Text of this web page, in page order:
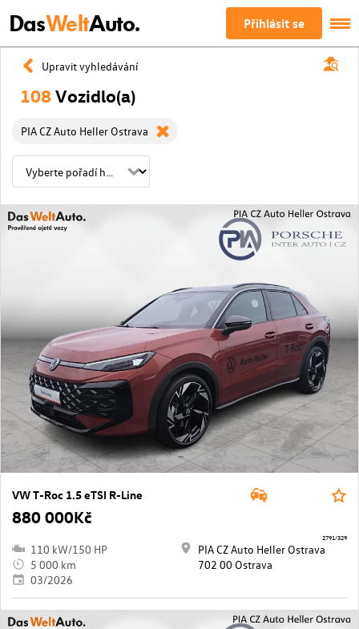
DasWeltAuto. Přihlásit se
Upravit vyhledávání
108Vozidlo(a)
PIA CZ Auto Heller Ostrava
VW T-Roc 1.5 eTSI R-Line
880 000Kč
110 kW/150 HP
5 000 km
03/2026
PIA CZ Auto Heller Ostrava
702 00 Ostrava
2791/329